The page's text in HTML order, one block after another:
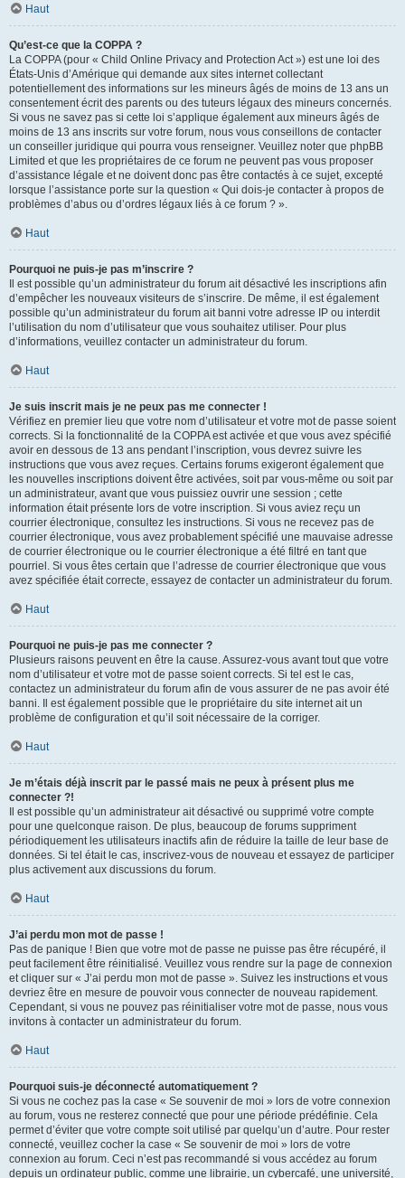
Haut
Qu’est-ce que la COPPA ?
La COPPA (pour « Child Online Privacy and Protection Act ») est une loi des
États-Unis d’Amérique qui demande aux sites internet collectant
potentiellement des informations sur les mineurs âgés de moins de 13 ans un
consentement écrit des parents ou des tuteurs légaux des mineurs concernés.
Si vous ne savez pas si cette loi s’applique également aux mineurs âgés de
moins de 13 ans inscrits sur votre forum, nous vous conseillons de contacter
un conseiller juridique qui pourra vous renseigner. Veuillez noter que phpBB
Limited et que les propriétaires de ce forum ne peuvent pas vous proposer
d’assistance légale et ne doivent donc pas être contactés à ce sujet, excepté
lorsque l’assistance porte sur la question « Qui dois-je contacter à propos de
problèmes d’abus ou d’ordres légaux liés à ce forum ? ».
Haut
Pourquoi ne puis-je pas m’inscrire ?
Il est possible qu’un administrateur du forum ait désactivé les inscriptions afin
d’empêcher les nouveaux visiteurs de s’inscrire. De même, il est également
possible qu’un administrateur du forum ait banni votre adresse IP ou interdit
l’utilisation du nom d’utilisateur que vous souhaitez utiliser. Pour plus
d’informations, veuillez contacter un administrateur du forum.
Haut
Je suis inscrit mais je ne peux pas me connecter !
Vérifiez en premier lieu que votre nom d’utilisateur et votre mot de passe soient
corrects. Si la fonctionnalité de la COPPA est activée et que vous avez spécifié
avoir en dessous de 13 ans pendant l’inscription, vous devrez suivre les
instructions que vous avez reçues. Certains forums exigeront également que
les nouvelles inscriptions doivent être activées, soit par vous-même ou soit par
un administrateur, avant que vous puissiez ouvrir une session ; cette
information était présente lors de votre inscription. Si vous aviez reçu un
courrier électronique, consultez les instructions. Si vous ne recevez pas de
courrier électronique, vous avez probablement spécifié une mauvaise adresse
de courrier électronique ou le courrier électronique a été filtré en tant que
pourriel. Si vous êtes certain que l’adresse de courrier électronique que vous
avez spécifiée était correcte, essayez de contacter un administrateur du forum.
Haut
Pourquoi ne puis-je pas me connecter ?
Plusieurs raisons peuvent en être la cause. Assurez-vous avant tout que votre
nom d’utilisateur et votre mot de passe soient corrects. Si tel est le cas,
contactez un administrateur du forum afin de vous assurer de ne pas avoir été
banni. Il est également possible que le propriétaire du site internet ait un
problème de configuration et qu’il soit nécessaire de la corriger.
Haut
Je m’étais déjà inscrit par le passé mais ne peux à présent plus me
connecter ?!
Il est possible qu’un administrateur ait désactivé ou supprimé votre compte
pour une quelconque raison. De plus, beaucoup de forums suppriment
périodiquement les utilisateurs inactifs afin de réduire la taille de leur base de
données. Si tel était le cas, inscrivez-vous de nouveau et essayez de participer
plus activement aux discussions du forum.
Haut
J’ai perdu mon mot de passe !
Pas de panique ! Bien que votre mot de passe ne puisse pas être récupéré, il
peut facilement être réinitialisé. Veuillez vous rendre sur la page de connexion
et cliquer sur « J’ai perdu mon mot de passe ». Suivez les instructions et vous
devriez être en mesure de pouvoir vous connecter de nouveau rapidement.
Cependant, si vous ne pouvez pas réinitialiser votre mot de passe, nous vous
invitons à contacter un administrateur du forum.
Haut
Pourquoi suis-je déconnecté automatiquement ?
Si vous ne cochez pas la case « Se souvenir de moi » lors de votre connexion
au forum, vous ne resterez connecté que pour une période prédéfinie. Cela
permet d’éviter que votre compte soit utilisé par quelqu’un d’autre. Pour rester
connecté, veuillez cocher la case « Se souvenir de moi » lors de votre
connexion au forum. Ceci n’est pas recommandé si vous accédez au forum
depuis un ordinateur public, comme une librairie, un cybercafé, une université,